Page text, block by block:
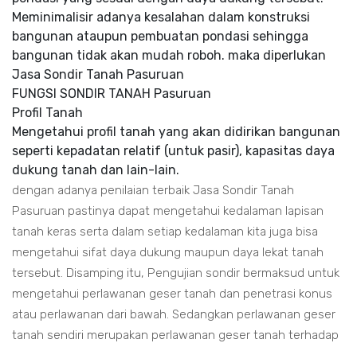
Meminimalisir adanya kesalahan dalam konstruksi
bangunan ataupun pembuatan pondasi sehingga
bangunan tidak akan mudah roboh. maka diperlukan
Jasa Sondir Tanah Pasuruan
FUNGSI SONDIR TANAH Pasuruan
Profil Tanah
Mengetahui profil tanah yang akan didirikan bangunan
seperti kepadatan relatif (untuk pasir), kapasitas daya
dukung tanah dan lain-lain.
dengan adanya penilaian terbaik Jasa Sondir Tanah
Pasuruan pastinya dapat mengetahui kedalaman lapisan
tanah keras serta dalam setiap kedalaman kita juga bisa
mengetahui sifat daya dukung maupun daya lekat tanah
tersebut. Disamping itu, Pengujian sondir bermaksud untuk
mengetahui perlawanan geser tanah dan penetrasi konus
atau perlawanan dari bawah. Sedangkan perlawanan geser
tanah sendiri merupakan perlawanan geser tanah terhadap